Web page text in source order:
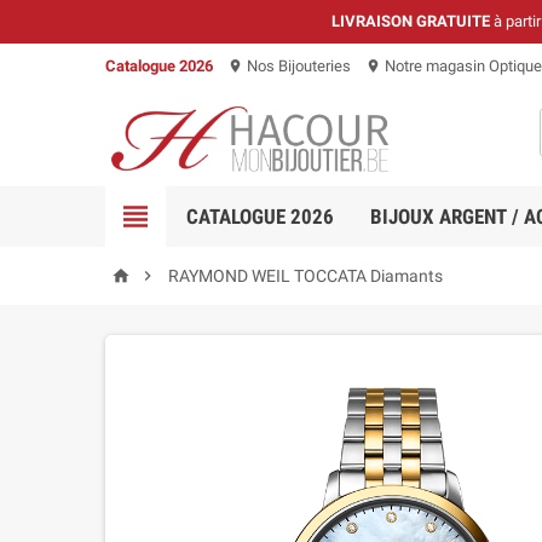
LIVRAISON GRATUITEà partir
Catalogue 2026 location_on Nos Bijouteries location_on Notre magasin Optique
 CATALOGUE 2026 BIJOUX ARGENT /
  RAYMOND WEIL TOCCATA Diamants